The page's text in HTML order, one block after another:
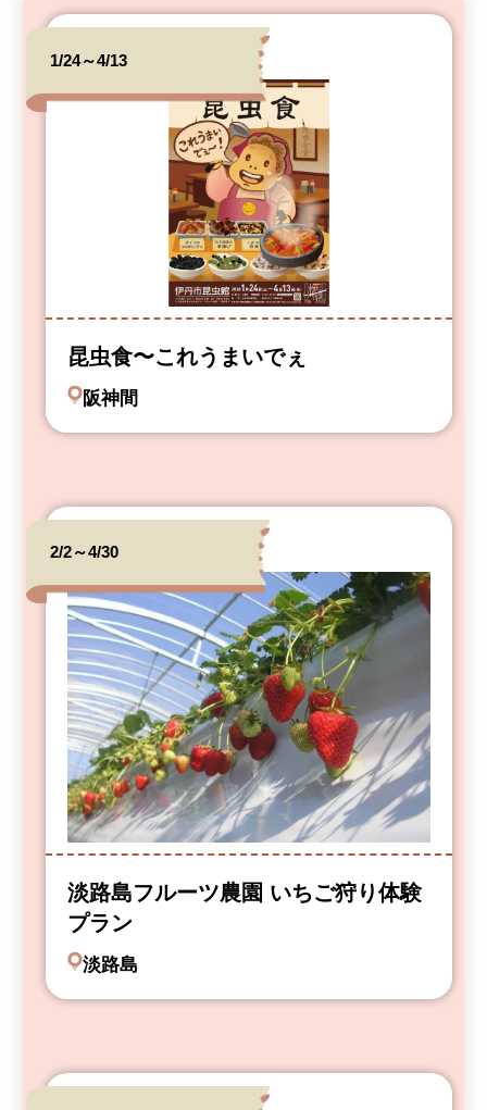
1/24～4/13
昆虫食〜これうまいでぇ
阪神間
2/2～4/30
淡路島フルーツ農園 いちご狩り体験
プラン
淡路島